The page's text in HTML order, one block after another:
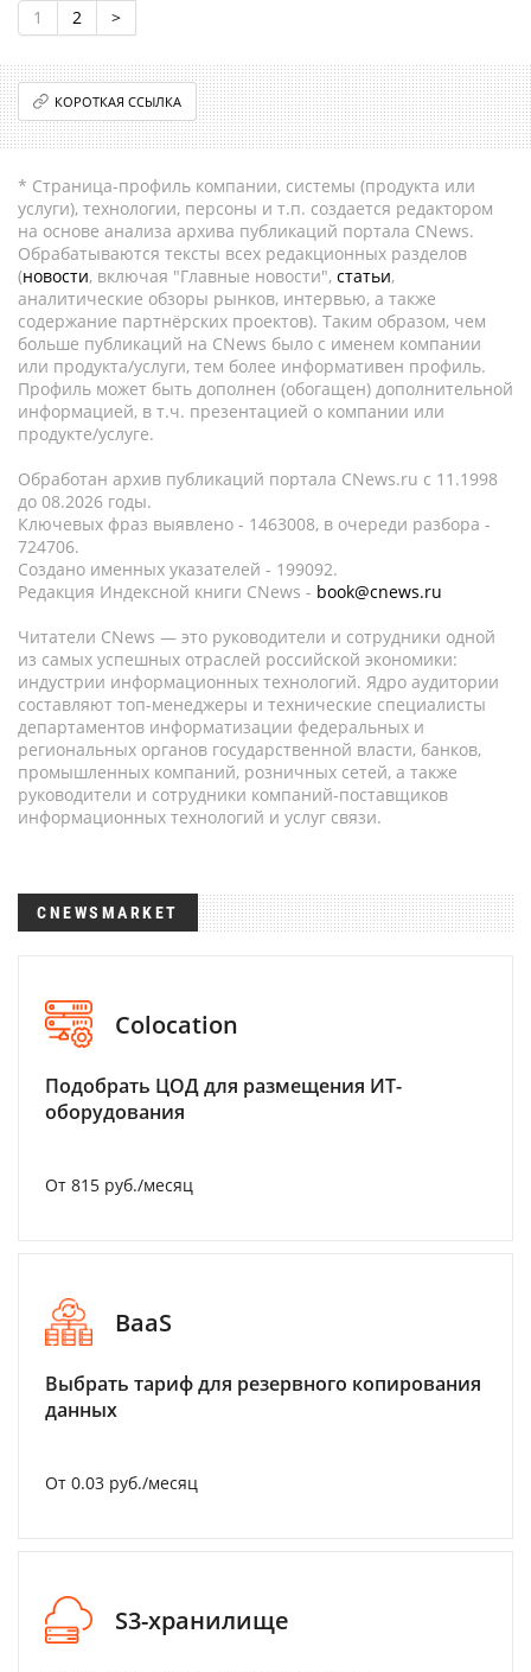
1 2 >
КОРОТКАЯ ССЫЛКА
* Страница-профиль компании, системы (продукта или
услуги), технологии, персоны и т.п. создается редактором
на основе анализа архива публикаций портала CNews.
Обрабатываются тексты всех редакционных разделов
(новости, включая "Главные новости", статьи,
аналитические обзоры рынков, интервью, а также
содержание партнёрских проектов). Таким образом, чем
больше публикаций на CNews было с именем компании
или продукта/услуги, тем более информативен профиль.
Профиль может быть дополнен (обогащен) дополнительной
информацией, в т.ч. презентацией о компании или
продукте/услуге.
Обработан архив публикаций портала CNews.ru c 11.1998
до 08.2026 годы.
Ключевых фраз выявлено - 1463008, в очереди разбора -
724706.
Создано именных указателей - 199092.
Редакция Индексной книги CNews - book@cnews.ru
Читатели CNews — это руководители и сотрудники одной
из самых успешных отраслей российской экономики:
индустрии информационных технологий. Ядро аудитории
составляют топ-менеджеры и технические специалисты
департаментов информатизации федеральных и
региональных органов государственной власти, банков,
промышленных компаний, розничных сетей, а также
руководители и сотрудники компаний-поставщиков
информационных технологий и услуг связи.
CNEWSMARKET
Colocation
Подобрать ЦОД для размещения ИТ-
оборудования
От 815 руб./месяц
BaaS
Выбрать тариф для резервного копирования
данных
От 0.03 руб./месяц
S3-хранилище